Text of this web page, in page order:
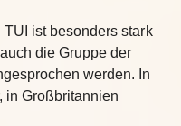
ist besonders stark
die Gruppe der
werden. In
in Großbritannien